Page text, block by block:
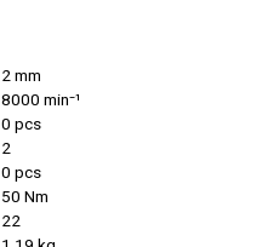
2 mm
8000 min⁻¹
0 pcs
2
0 pcs
50 Nm
22